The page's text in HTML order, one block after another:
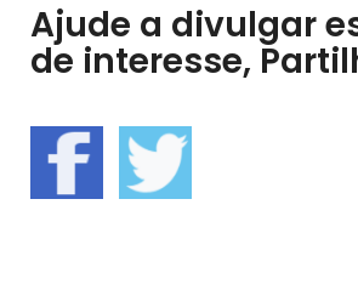
Ajude a divulgar
de interesse,